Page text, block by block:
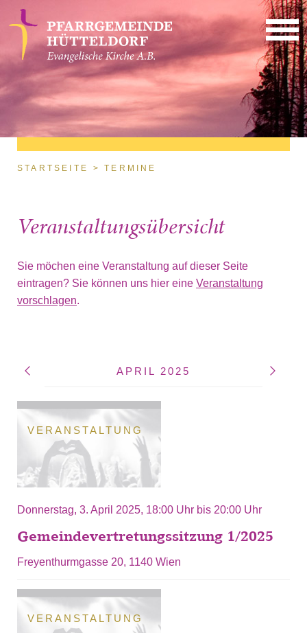
Direkt zum Inhalt
Sie sind hier
STARTSEITE TERMINE
Veranstaltungsübersicht
Sie möchen eine Veranstaltung auf dieser Seite
eintragen? Sie können uns hier eine Veranstaltung
vorschlagen.
APRIL 2025
VERANSTALTUNG
Donnerstag, 3. April 2025, 18:00 Uhr bis 20:00 Uhr
Gemeindevertretungssitzung 1/2025
Freyenthurmgasse 20, 1140 Wien
VERANSTALTUNG